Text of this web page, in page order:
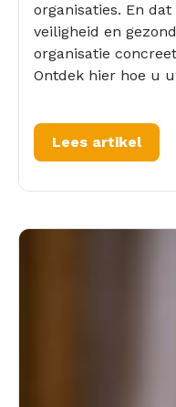
organisaties. En
veiligheid en
organisatie
Ontdek hier hoe u
Lees artikel